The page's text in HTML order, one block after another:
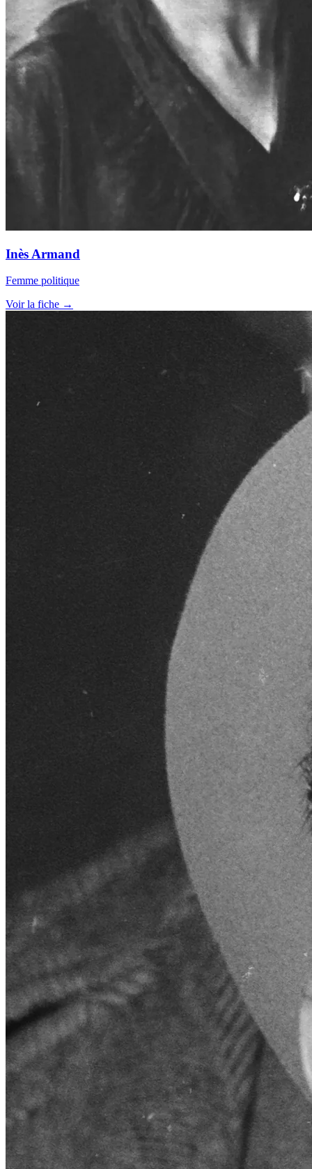
Inès Armand
Femme politique
Voir la fiche →